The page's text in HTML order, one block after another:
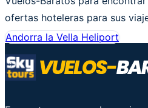
ofertas hoteleras para sus
Andorra la Vella Heliport